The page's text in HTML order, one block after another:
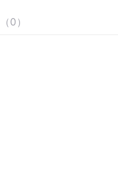
（0 ）